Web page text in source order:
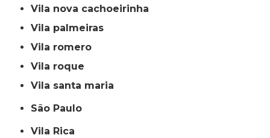
vila nova cachoeirinha
vila palmeiras
vila romero
vila roque
vila santa maria
São Paulo
Vila Rica